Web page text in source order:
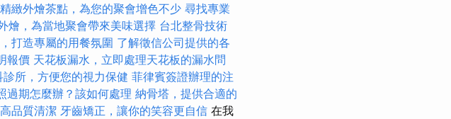
緻外燴茶點，為您的聚會增色不少 尋找專業
燴，為當地聚會帶來美味選擇 台北整骨技術
打造專屬的用餐氛圍 了解徵信公司提供的各
報價 天花板漏水，立即處理天花板的漏水問
診所，方便您的視力保健 菲律賓簽證辦理的注
過期怎麼辦？該如何處理 納骨塔，提供合適的
品質清潔 牙齒矯正，讓你的笑容更自信 在我